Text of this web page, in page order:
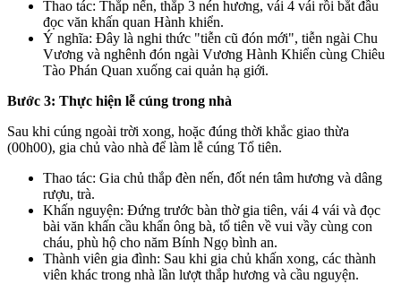
Thao tác: Thắp nến, thắp 3 nén hương, vái 4 vái rồi bắt đầu
đọc văn khấn quan Hành khiển.
Ý nghĩa: Đây là nghi thức "tiễn cũ đón mới", tiễn ngài Chu
Vương và nghênh đón ngài Vương Hành Khiển cùng Chiêu
Tào Phán Quan xuống cai quản hạ giới.
Bước 3: Thực hiện lễ cúng trong nhà
Sau khi cúng ngoài trời xong, hoặc đúng thời khắc giao thừa
(00h00), gia chủ vào nhà để làm lễ cúng Tổ tiên.
Thao tác: Gia chủ thắp đèn nến, đốt nén tâm hương và dâng
rượu, trà.
Khấn nguyện: Đứng trước bàn thờ gia tiên, vái 4 vái và đọc
bài văn khấn cầu khẩn ông bà, tổ tiên về vui vầy cùng con
cháu, phù hộ cho năm Bính Ngọ bình an.
Thành viên gia đình: Sau khi gia chủ khấn xong, các thành
viên khác trong nhà lần lượt thắp hương và cầu nguyện.